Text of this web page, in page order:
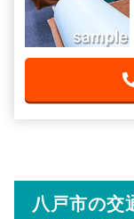
八戸市の交